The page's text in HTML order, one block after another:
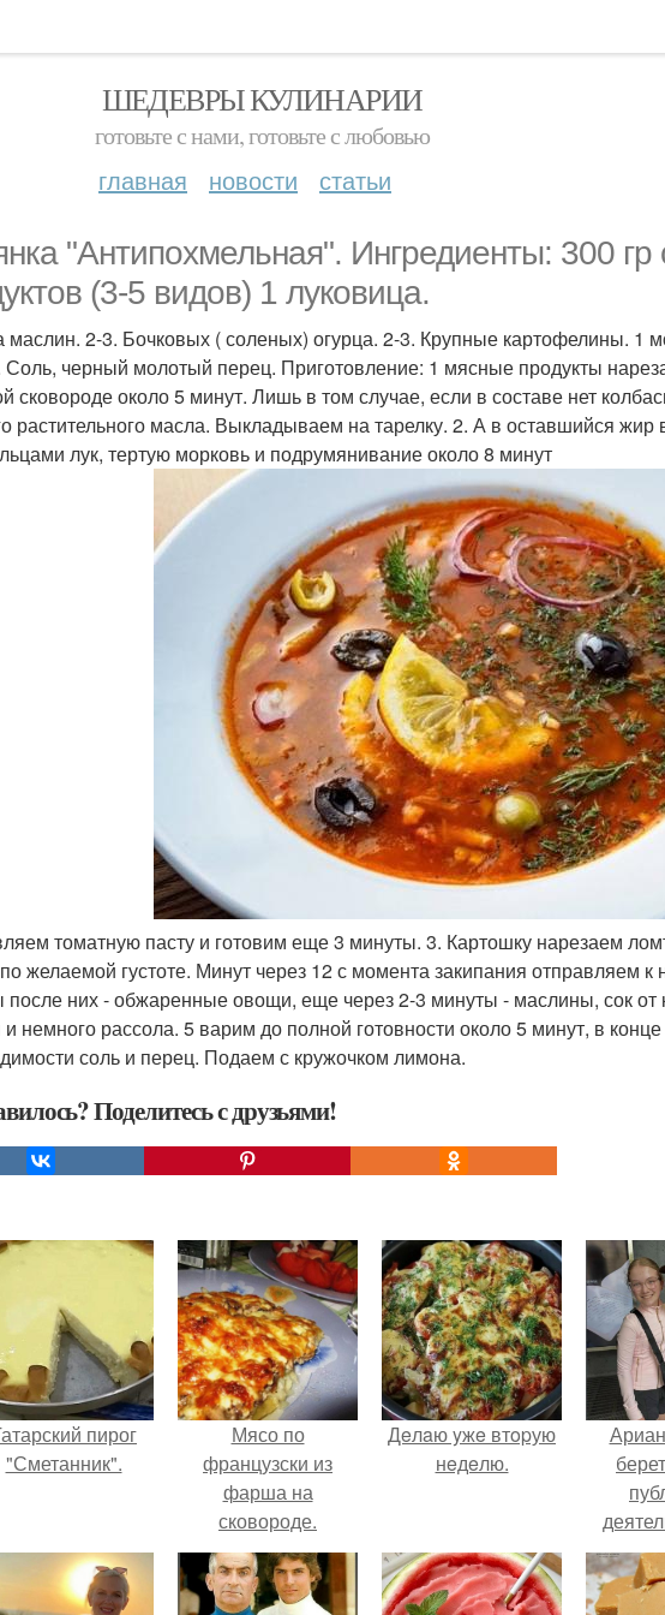
ШЕДЕВРЫ КУЛИНАРИИ
готовьте с нами, готовьте с любовью
главная новости статьи
"Антипохмельная". Ингредиенты: 300
(3-5 видов) 1 луковица.
маслин. 2-3. Бочковых ( соленых) огурца. 2-3. Крупные картофелины. 1
черный молотый перец. Приготовление: 1 мясные продукты
сковороде около 5 минут. Лишь в том случае, если в составе нет
растительного масла. Выкладываем на тарелку. 2. А в оставшийся
лук, тертую морковь и подрумянивание около 8 минут
томатную пасту и готовим еще 3 минуты. 3. Картошку нарезаем
желаемой густоте. Минут через 12 с момента закипания отправляем
после них - обжаренные овощи, еще через 2-3 минуты - маслины, сок от
немного рассола. 5 варим до полной готовности около 5 минут, в
соль и перец. Подаем с кружочком лимона.
Поделитесь с друзьями!
пирог
"Сметанник".
Мясо по
французски из
фарша на
сковороде.
Дeлaю yжe втopую
нeдeлю.
фоне
своем